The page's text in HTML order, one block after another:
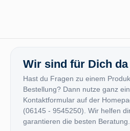
Wir sind für Dich da
Hast du Fragen zu einem
Bestellung? Dann nutze ganz
Kontaktformular auf der
(06145 - 9545250). Wir helfen
garantieren die besten Beratung.